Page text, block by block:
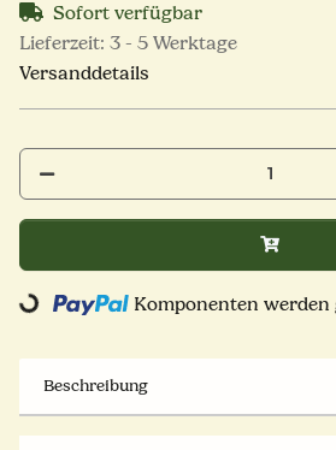
Sofort verfügbar
Lieferzeit: 3 - 5 Werktage
Versanddetails
Loading... Komponenten werden
Beschreibung